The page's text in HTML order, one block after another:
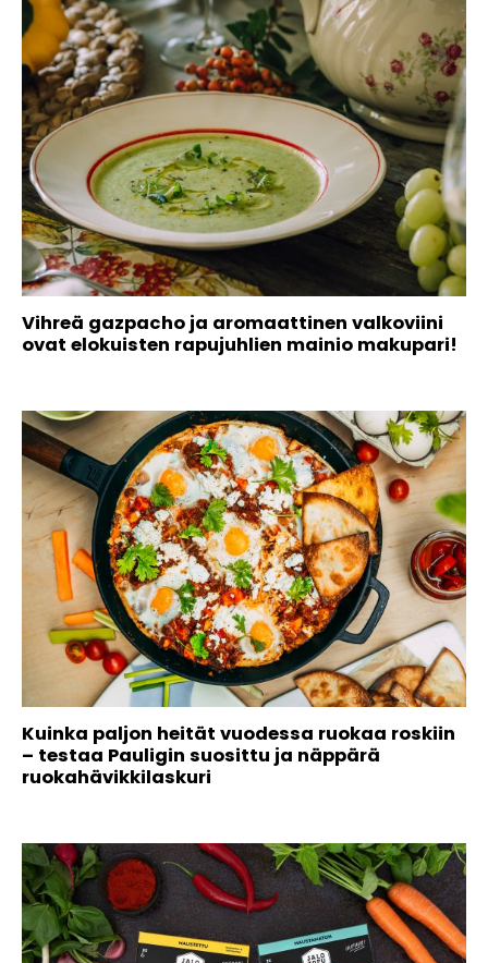
Vihreä gazpacho ja aromaattinen valkoviini
ovat elokuisten rapujuhlien mainio makupari!
Kuinka paljon heität vuodessa ruokaa roskiin
– testaa Pauligin suosittu ja näppärä
ruokahävikkilaskuri